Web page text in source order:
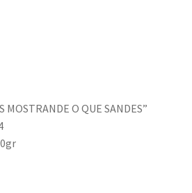
MOSTRANDE O QUE SANDES”